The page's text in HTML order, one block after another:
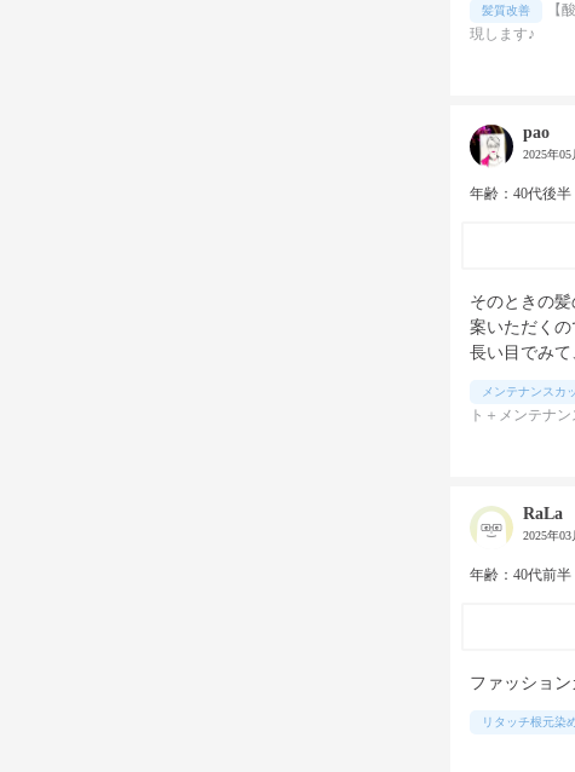
髪質改善
【
現します♪
pao
2025年05
年齢：40代後半
そのときの
案いただくの
長い目でみて
メンテナンスカ
ト＋メンテナン
RaLa
2025年03
年齢：40代前半
ファッショ
リタッチ根元染